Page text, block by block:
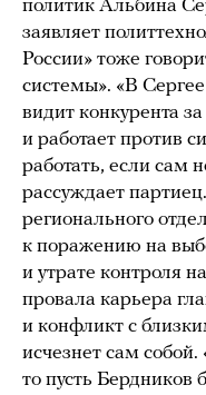
политик Альбина
заявляет
России» тоже
системы». «В Сергее
видит конкурента
и работает против
работать, если сам
рассуждает
регионального
к поражению на
и утрате контроля
провала карьера
и конфликт с
исчезнет сам собой.
то пусть Бердников